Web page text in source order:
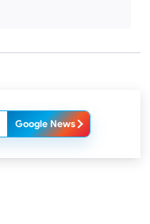
Google News